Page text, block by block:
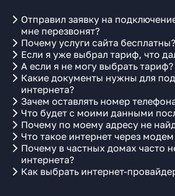
Отправил заявку на
мне перезвонят?
Почему услуги сайта бесплатны?
Если я уже выбрал тариф, что
А если я не могу выбрать тариф?
Какие документы нужны для
интернета?
Зачем оставлять номер
Что будет с моими данными
Почему по моему адресу не
Что такое интернет через
Почему в частных домах часто
интернета?
Как выбрать интернет-